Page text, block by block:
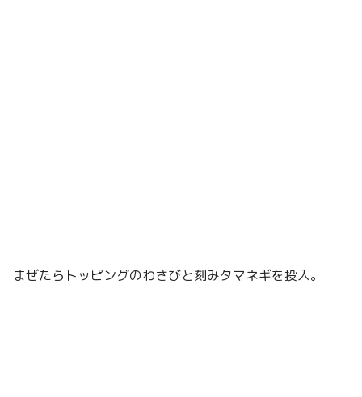
まぜたらトッピングのわさびと刻みタマネギを投入。